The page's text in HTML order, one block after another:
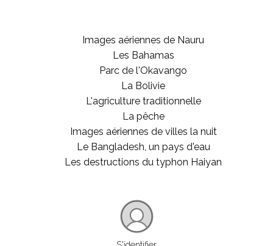
Images aériennes de Nauru
Les Bahamas
Parc de l'Okavango
La Bolivie
L'agriculture traditionnelle
La pêche
Images aériennes de villes la nuit
Le Bangladesh, un pays d'eau
Les destructions du typhon Haiyan